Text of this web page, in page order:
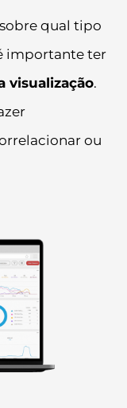
qual tipo
importante ter
visualização.
ou